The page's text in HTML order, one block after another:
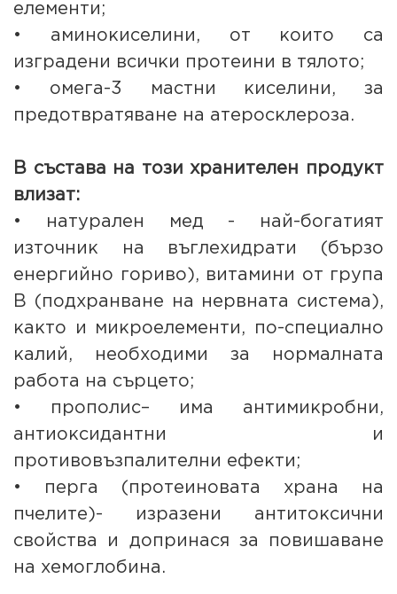
елементи;
• аминокиселини, от които са
изградени всички протеини в тялото;
• омега-3 мастни киселини, за
предотвратяване на атеросклероза.
В състава на този хранителен продукт
влизат:
• натурален мед - най-богатият
източник на въглехидрати (бързо
енергийно гориво), витамини от група
В (подхранване на нервната система),
както и микроелементи, по-специално
калий, необходими за нормалната
работа на сърцето;
• прополис– има антимикробни,
антиоксидантни и
противовъзпалителни ефекти;
• перга (протеиновата храна на
пчелите)- изразени антитоксични
свойства и допринася за повишаване
на хемоглобина.